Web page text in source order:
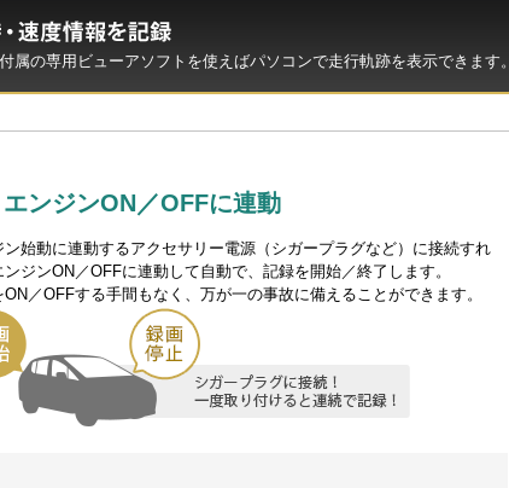
属の専用ビューアソフトを使えばパソコンで走行軌跡を表示できます。
ンジンON／OFFに連動
ン始動に連動するアクセサリー電源（シガープラグなど）に接続すれ
ンジンON／OFFに連動して自動で、記録を開始／終了します。
ON／OFFする手間もなく、万が一の事故に備えることができます。